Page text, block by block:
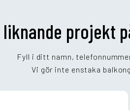
liknande projekt
Fyll i ditt namn,
Vi gör inte enstaka